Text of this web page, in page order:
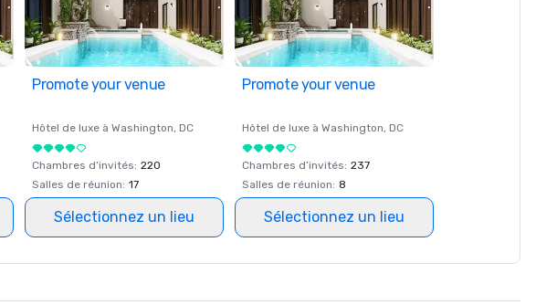
Promote your venue
Hôtel de luxe à Washington, DC
Chambres d’invités: 220
Salles de réunion: 17
Sélectionnez un lieu
Promote your venue
Hôtel de luxe à Washington, DC
Chambres d’invités: 237
Salles de réunion: 8
Sélectionnez un lieu